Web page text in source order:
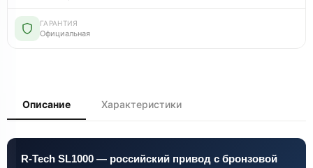
ГАРАНТИЯ
Официальная
Описание Характеристики
R-Tech SL1000 — российский привод с бронзовой